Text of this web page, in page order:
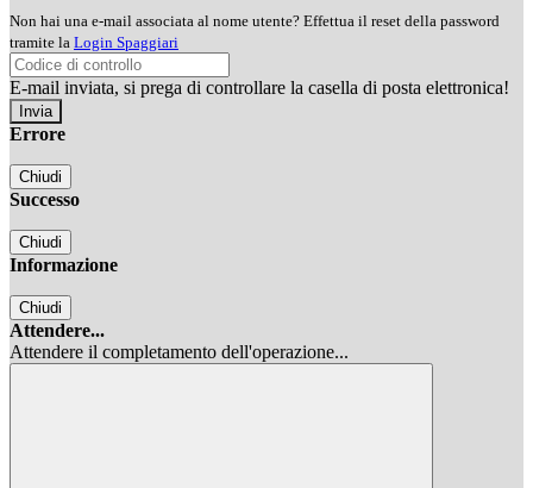
Non hai una e-mail associata al nome utente? Effettua il reset della password
tramite la Login Spaggiari
E-mail inviata, si prega di controllare la casella di posta elettronica!
Errore
Chiudi
Successo
Chiudi
Informazione
Chiudi
Attendere...
Attendere il completamento dell'operazione...